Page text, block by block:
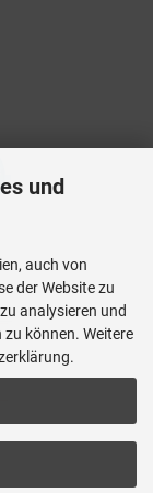
und
auch von
der Website zu
analysieren und
können. Weitere